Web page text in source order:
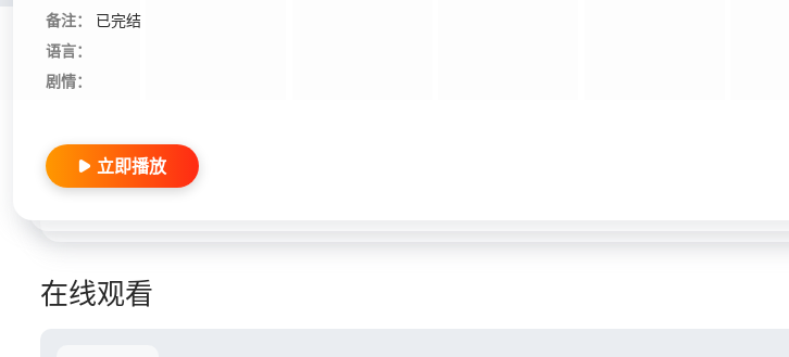
备注：
已完结
语言：
剧情：
立即播放
在线观看